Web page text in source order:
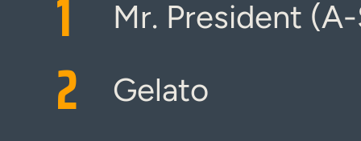
Mr. President
2 Gelato